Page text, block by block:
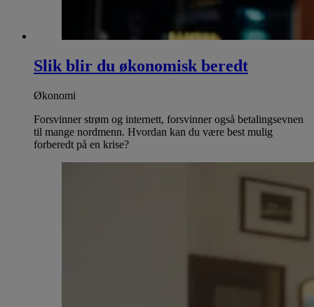
Slik blir du økonomisk beredt
Økonomi
Forsvinner strøm og internett, forsvinner også betalingsevnen
til mange nordmenn. Hvordan kan du være best mulig
forberedt på en krise?